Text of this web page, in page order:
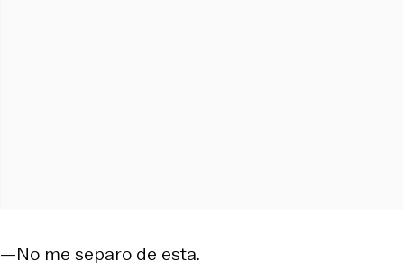
—No me separo de esta.